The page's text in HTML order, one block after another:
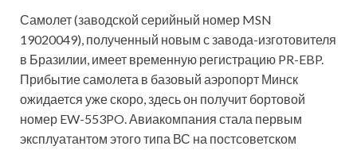
Самолет (заводской серийный номер MSN
19020049), полученный новым с завода-изготовителя
в Бразилии, имеет временную регистрацию PR-EBP.
Прибытие самолета в базовый аэропорт Минск
ожидается уже скоро, здесь он получит бортовой
номер EW-553PO. Авиакомпания стала первым
эксплуатантом этого типа ВС на постсоветском